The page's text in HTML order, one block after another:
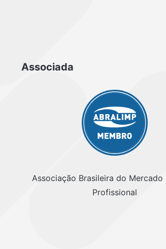
Associada
Associação Brasileira do Mercado
Profissional